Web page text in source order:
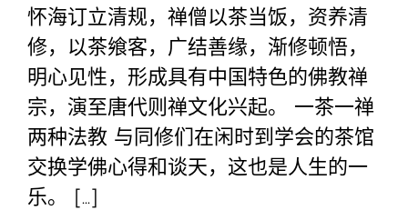
怀海订立清规，禅僧以茶当饭，资养清
修，以茶飨客，广结善缘，渐修顿悟，
明心见性，形成具有中国特色的佛教禅
宗，演至唐代则禅文化兴起。 一茶一禅
两种法教 与同修们在闲时到学会的茶馆
交换学佛心得和谈天，这也是人生的一
乐。 [...]